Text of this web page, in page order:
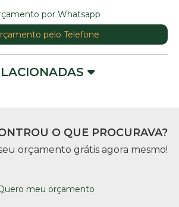
por Whatsapp
pelo Telefone
O QUE PROCURAVA?
orçamento grátis agora mesmo!
meu orçamento